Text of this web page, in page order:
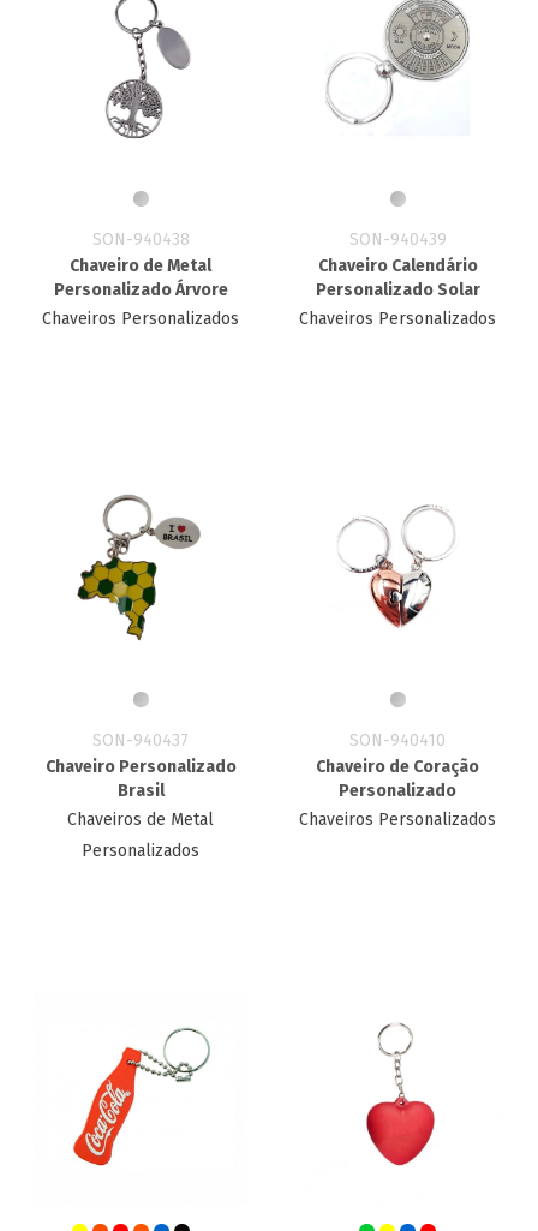
SON-940438
Chaveiro de Metal
Personalizado Árvore
Chaveiros Personalizados
SON-940439
Chaveiro Calendário
Personalizado​ Solar
Chaveiros Personalizados
SON-940437
Chaveiro Personalizado
Brasil
Chaveiros de Metal
Personalizados
SON-940410
Chaveiro de Coração
Personalizado
Chaveiros Personalizados